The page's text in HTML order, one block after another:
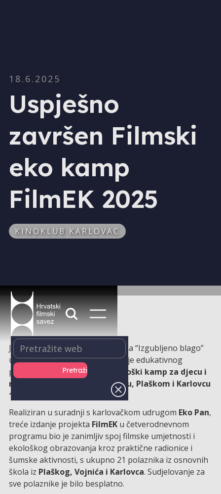
18.6.2025
Uspješno
završen Filmski
eko kamp
FilmEK 2025
KINOKLUB KARLOVAC
Jučer je projekcijom kratkog filma “Izgubljeno blago”
uspješno zaključeno treće izdanje edukativnog
projekta
FilmEK – filmsko-ekološki kamp za djecu i
mlade, koji se održao u Vojniću, Plaškom i Karlovcu
14. do 17. lipnja 2025. godine.
Realiziran u suradnji s karlovačkom udrugom Eko Pan,
treće izdanje projekta FilmEKu četverodnevnom
programu bio je zanimljiv spoj filmske umjetnosti i
ekološkog obrazovanja kroz praktične radionice i
šumske aktivnosti, s ukupno 21 polaznika iz osnovnih
škola iz Plaškog, Vojnića i Karlovca. Sudjelovanje za
sve polaznike je bilo besplatno.